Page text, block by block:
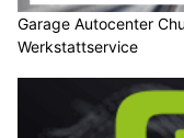
Garage Autocenter
Werkstattservice